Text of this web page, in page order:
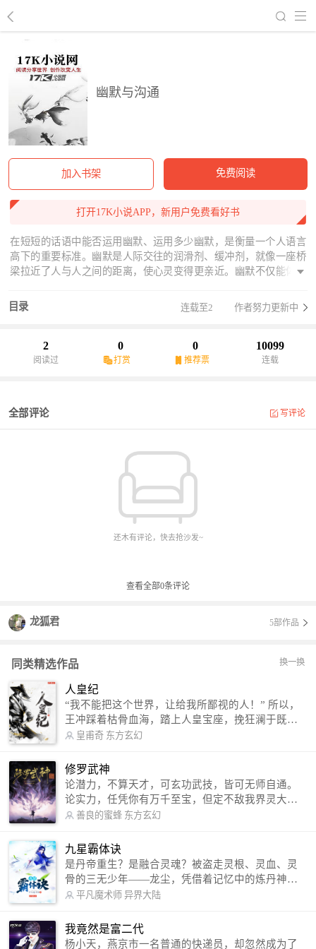
幽默与沟通
加入书架 免费阅读
打开17K小说APP，新用户免费看好书
在短短的话语中能否运用幽默、运用多少幽默，是衡量一个人语言
高下的重要标准。幽默是人际交往的润滑剂、缓冲剂，就像一座桥
梁拉近了人与人之间的距离，使心灵变得更亲近。幽默不仅能体现
美好心灵。事实证明，幽默具有使人愉悦的神奇功效，在任何场
合，拥有幽默的人总会赢得他人的好感，获得众多的支持和理解。
目录 连载至2 作者努力更新中
2
阅读过
0
打赏
0
推荐票
10099
连载
全部评论 写评论
还木有评论，快去抢沙发~
查看全部0条评论
龙狐君 5部作品
同类精选作品 换一换
人皇纪
“我不能把这个世界，让给我所鄙视的人！” 所以，
王冲踩着枯骨血海，踏上人皇宝座，挽狂澜于既
倒，扶大厦之将倾，成就了一段无上的传说！ 微信
微博：皇甫奇（地址：http://weibo.com/u/25284575
87） QQ交流群：320238210【普通群】 574501330
【VIP订阅群】 欢迎大家关注。
皇甫奇 东方玄幻
修罗武神
论潜力，不算天才，可玄功武技，皆可无师自通。
论实力，任凭你有万千至宝，但定不敌我界灵大
军。 我是谁？天下众生视我为修罗，却不知，我以
信公众号：善良的蜜蜂后援会）
善良的蜜蜂 东方玄幻
九星霸体诀
是丹帝重生？是融合灵魂？被盗走灵根、灵血、灵
骨的三无少年——龙尘，凭借着记忆中的炼丹神
术，修行神秘功法九星霸体诀，拨开重重迷雾，解
勾搭各色美女，镇压恶鬼邪神。 江湖传闻：龙
尘一到，地吼天啸。龙尘一出，鬼泣神哭。 本
平凡魔术师 异界大陆
我竟然是富二代
杨小天，燕京市一名普通的快递员，却忽然成为了